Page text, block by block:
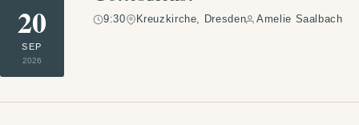
20
SEP
2026
9:30 Kreuzkirche, Dresden Amelie Saalbach